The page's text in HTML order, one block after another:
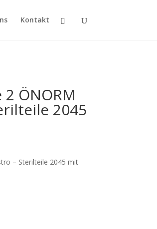
Kontakt
ÖNORM
2045
– Sterilteile 2045 mit